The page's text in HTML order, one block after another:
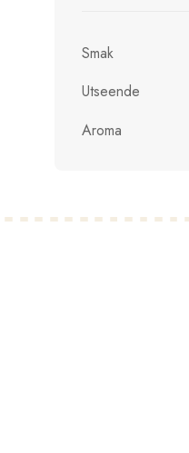
Smak
Utseende
Aroma